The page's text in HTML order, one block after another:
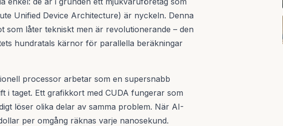
Unified Device Architecture) är nyckeln. Denna
som låter tekniskt men är revolutionerande – den
hundratals kärnor för parallella beräkningar
processor arbetar som en supersnabb
i taget. Ett grafikkort med CUDA fungerar som
löser olika delar av samma problem. När AI-
per omgång räknas varje nanosekund.